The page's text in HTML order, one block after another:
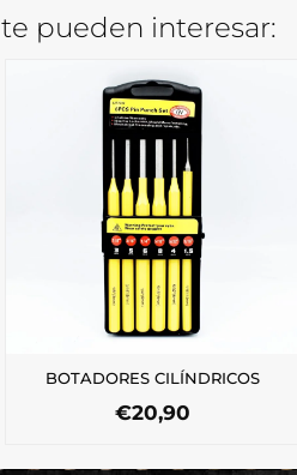
pueden interesar:
BOTADORES CILÍNDRICOS
€20,90